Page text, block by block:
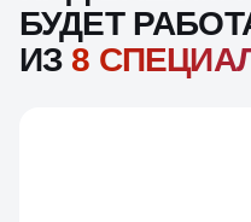
БУДЕТ
ИЗ 8